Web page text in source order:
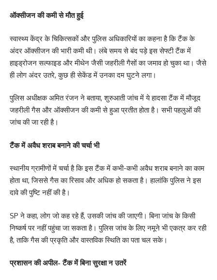
ऑक्सीजन की कमी से मौत हुई
स्वास्थ्य केंद्र के चिकित्सकों और पुलिस अधिकारियों का कहना है कि टैंक के
अंदर ऑक्सीजन की भारी कमी थी। लंबे समय से बंद पड़े इस सेफ्टी टैंक में
हाइड्रोजन सल्फाइड और मीथेन जैसी जहरीली गैसों का जमाव हो चुका था। जैसे
ही लोग अंदर उतरे, कुछ ही सेकेंड में उनका दम घुटने लगा।
पुलिस अधीक्षक अमित रंजन ने बताया, शुरुआती जांच में ये हादसा टैंक में मौजूद
जहरीली गैस और ऑक्सीजन की कमी से हुआ प्रतीत होता है। सभी पहलुओं की
जांच की जा रही है।
टैंक में अवैध शराब बनाने की चर्चा भी
स्थानीय ग्रामीणों में चर्चा है कि इस टैंक में कभी-कभी अवैध शराब बनाने का काम
होता था, जिससे गैस का रिसाव और अधिक हो सकता है। हालांकि पुलिस ने इस
दावे की पुष्टि नहीं की है।
SP ने कहा, लोग जो कह रहे हैं, उसकी जांच की जाएगी। बिना जांच के किसी
निष्कर्ष पर नहीं पहुंचा जा सकता है। पुलिस जांच के लिए नमूने भी एकत्र कर रही
है, ताकि गैस की प्रकृति और वास्तविक स्थिति का पता चल सके।
प्रशासन की अपील- टैंक में बिना सुरक्षा न उतरें